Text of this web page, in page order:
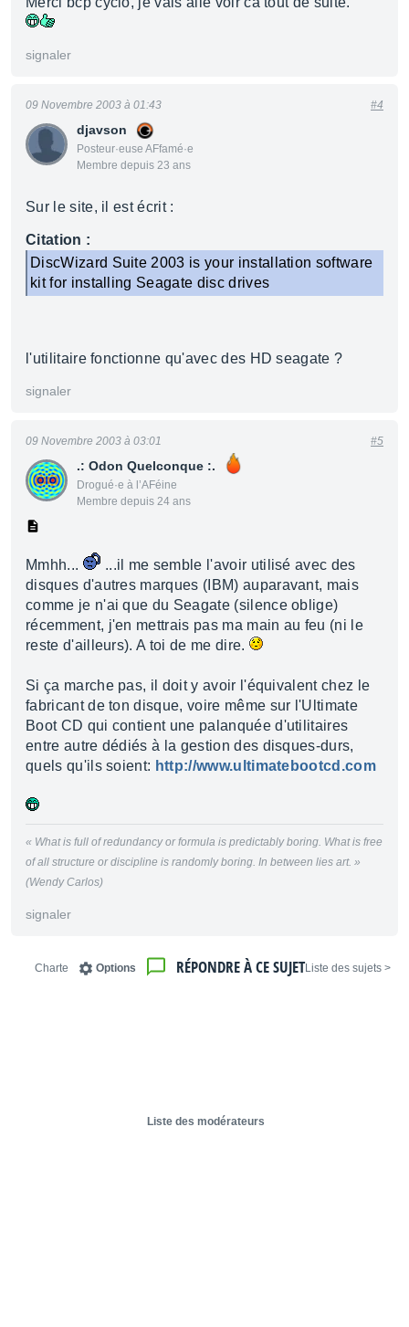
signaler
djavson
Posteur·euse AFfamé·e
Membre depuis 23 ans
09 Novembre 2003 à 01:43 #4
Sur le site, il est écrit :
Citation :
DiscWizard Suite 2003 is your installation software
kit for installing Seagate disc drives
l'utilitaire fonctionne qu'avec des HD seagate ?
signaler
.: Odon Quelconque :.
Drogué·e à l’AFéine
Membre depuis 24 ans
09 Novembre 2003 à 03:01 #5
Mmhh...
...il me semble l'avoir utilisé avec des
disques d'autres marques (IBM) auparavant, mais
comme je n'ai que du Seagate (silence oblige)
récemment, j'en mettrais pas ma main au feu (ni le
reste d'ailleurs). A toi de me dire.
Si ça marche pas, il doit y avoir l'équivalent chez le
fabricant de ton disque, voire même sur l'Ultimate
Boot CD qui contient une palanquée d'utilitaires
entre autre dédiés à la gestion des disques-durs,
quels qu'ils soient: http://www.ultimatebootcd.com
« What is full of redundancy or formula is predictably boring. What is free
of all structure or discipline is randomly boring. In between lies art. »
(Wendy Carlos)
signaler
< Liste des sujets
RÉPONDRE À CE SUJET
Options
Charte
Liste des modérateurs